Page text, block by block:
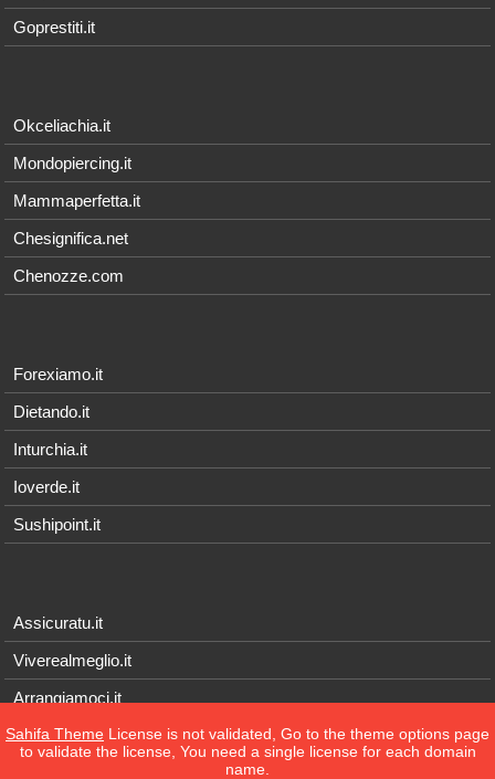
Goprestiti.it
Okceliachia.it
Mondopiercing.it
Mammaperfetta.it
Chesignifica.net
Chenozze.com
Forexiamo.it
Dietando.it
Inturchia.it
Ioverde.it
Sushipoint.it
Assicuratu.it
Viverealmeglio.it
Arrangiamoci.it
Tecnichef.it
Sahifa Theme License is not validated, Go to the theme options page
to validate the license, You need a single license for each domain
name.